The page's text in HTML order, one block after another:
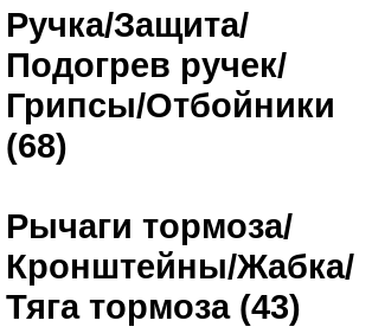
Ручка/Защита/
Подогрев ручек/
Грипсы/Отбойники
(68)
Рычаги тормоза/
Кронштейны/Жабка/
Тяга тормоза (43)